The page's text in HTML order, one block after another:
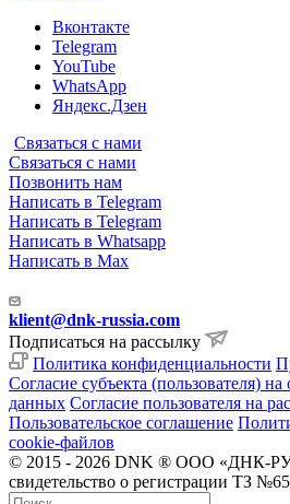
Вконтакте
Telegram
YouTube
WhatsApp
Яндекс.Дзен
Связаться с нами
Связаться с нами
Позвонить нам
Написать в Telegram
Написать в Telegram
Написать в Whatsapp
Написать в Max
klient@dnk-russia.com
Подписаться на рассылку
Политика конфиденциальности
Согласие субъекта (пользователя)
данных Согласие пользователя на
Пользовательское соглашение
cookie-файлов
© 2015 - 2026 DNK ® ООО «ДНК-
свидетельство о регистрации ТЗ